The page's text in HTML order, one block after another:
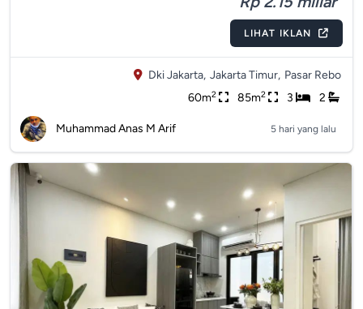
LIHAT IKLAN
Dki Jakarta, Jakarta Timur, Pasar Rebo
60m2 85m2 3 2
Muhammad Anas M Arif 5 hari yang lalu